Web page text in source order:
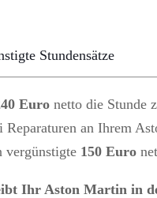
Stundensätze
Euro netto die Stunde
Reparaturen an Ihrem
vergünstigte 150 Euro
Ihr Aston Martin in